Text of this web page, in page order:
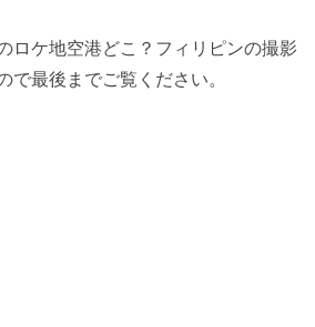
ロケ地空港どこ？フィリピンの撮影
で最後までご覧ください。